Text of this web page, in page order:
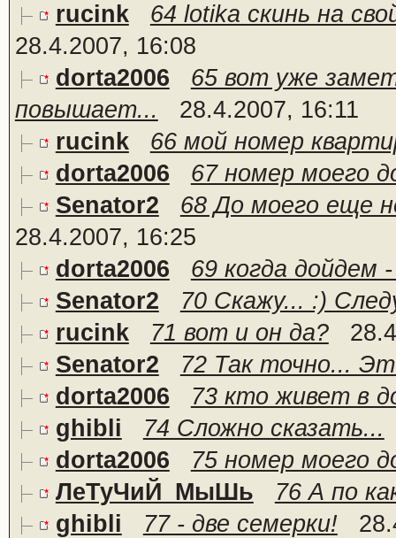
rucink
64 lotika скинь на
28.4.2007, 16:08
dorta2006
65 вот уже
повышает...
28.4.2007, 16:11
rucink
66 мой номер
dorta2006
67 номер моего
Senator2
68 До моего еще
28.4.2007, 16:25
dorta2006
69 когда дойдем
Senator2
70 Скажу... :)
rucink
71 вот и он да?
Senator2
72 Так точно...
dorta2006
73 кто живет в
ghibli
74 Сложно сказать...
dorta2006
75 номер моего
ЛеТуЧиЙ_МыШь
76 А по
ghibli
77 - две семерки!